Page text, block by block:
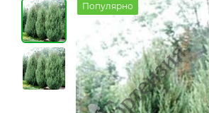
Популярно